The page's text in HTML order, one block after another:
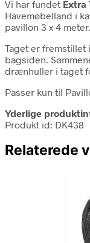
Vi har fundet Extra
Havemøbelland i
pavillon 3 x 4
Taget er fremstillet
bagsiden.
drænhuller i taget
Passer kun til
Yderlige
Produkt id: DK438
Relaterede